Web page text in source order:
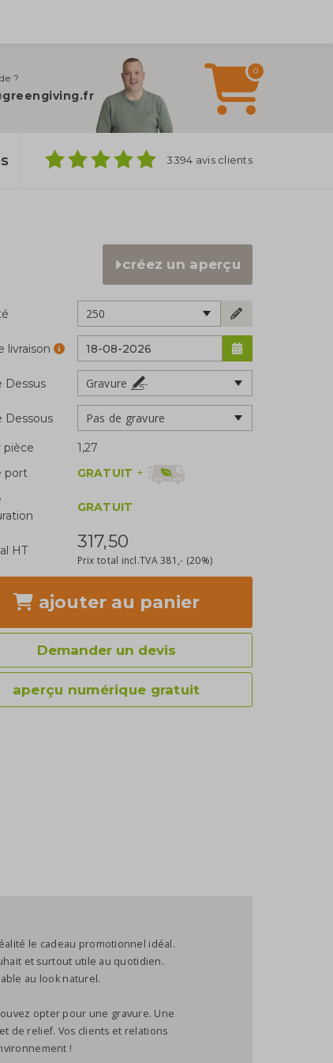
?
0
3394 avis clients
créez un aperçu
250
livraison
Dessus Gravure
Dessous Pas de gravure
pièce
1,27
port
GRATUIT +
GRATUIT
HT 317,50
Prix total incl.TVA381,- (20%)
ajouter au panier
Demander un devis
aperçu numérique gratuit
le cadeau promotionnel idéal.
et surtout utile au quotidien.
au look naturel.
opter pour une gravure. Une
de relief. Vos clients et relations
!